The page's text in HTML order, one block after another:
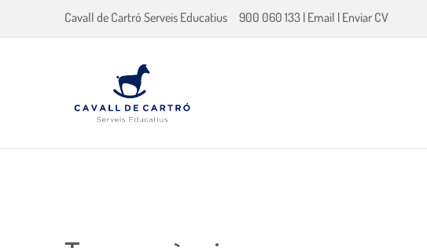
Cavall de Cartró Serveis Educatius 900 060 133 | Email | Enviar CV